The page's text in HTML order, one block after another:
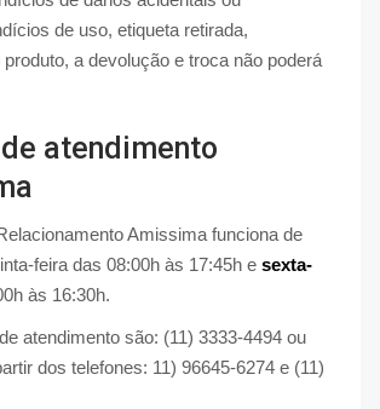
de uso, etiqueta retirada,
a devolução e troca não poderá
atendimento
Amissima funciona de
feira das 08:00h às 17:45h e sexta-
às 16:30h.
atendimento são: (11) 3333-4494 ou
dos telefones: 11) 96645-6274 e (11)